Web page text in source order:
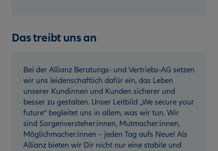
Das treibt uns an
Bei der Allianz Beratungs- und Vertriebs-AG setzen
wir uns leidenschaftlich dafür ein, das Leben
unserer Kundinnen und Kunden sicherer und
besser zu gestalten. Unser Leitbild „We secure your
future“ begleitet uns in allem, was wir tun. Wir
sind Sorgenversteher:innen, Mutmacher:innen,
Möglichmacher:innen – jeden Tag aufs Neue! Als
Allianz bieten wir Dir nicht nur eine stabile und